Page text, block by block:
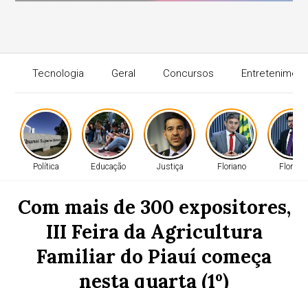
Tecnologia Geral Concursos
Política Educação Justiça Floriano Floriano
Com mais de 300 expositores,
III Feira da Agricultura
Familiar do Piauí começa
nesta quarta (1º)